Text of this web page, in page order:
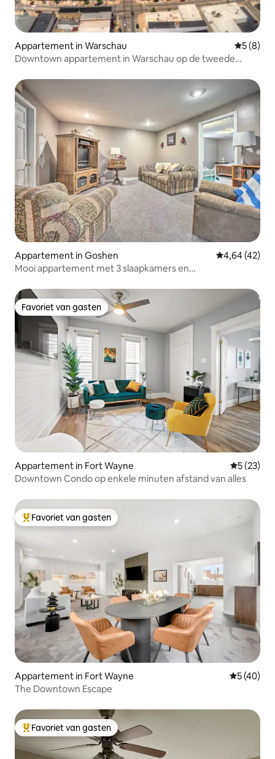
Appartement in Warschau
5 (8)
Downtown appartement in Warschau op de tweede
Appartement in Goshen Gemiddelde
4,64 (42)
Mooi appartement met 3 slaapkamers en
Favoriet van gasten
Favoriet van gasten
Appartement in Fort Wayne
5 (23)
Downtown Condo op enkele minuten afstand van alles
Topfavoriet van gasten
Favoriet van gasten
Appartement in Fort Wayne
5 (40)
The Downtown Escape
Topfavoriet van gasten
Favoriet van gasten